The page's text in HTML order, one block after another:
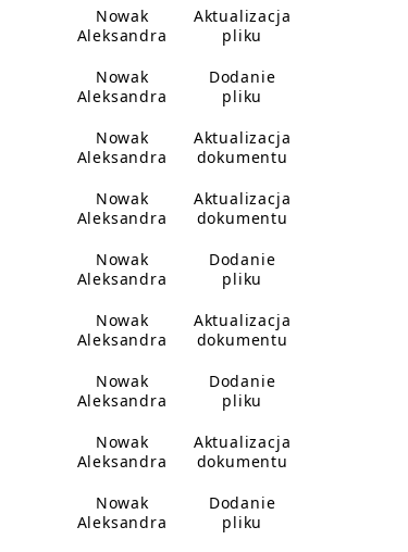
Nowak
Aleksandra
Aktualizacja
pliku
Nowak
Aleksandra
Dodanie
pliku
Nowak
Aleksandra
Aktualizacja
dokumentu
Nowak
Aleksandra
Aktualizacja
dokumentu
Nowak
Aleksandra
Dodanie
pliku
Nowak
Aleksandra
Aktualizacja
dokumentu
Nowak
Aleksandra
Dodanie
pliku
Nowak
Aleksandra
Aktualizacja
dokumentu
Nowak
Aleksandra
Dodanie
pliku